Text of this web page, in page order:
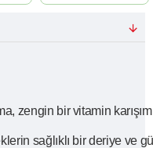
zengin bir vitamin
sağlıklı bir deriye ve